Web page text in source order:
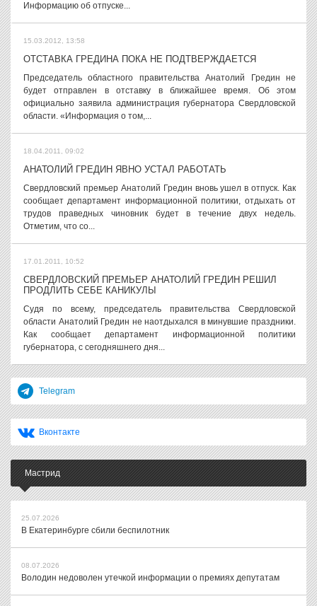
Информацию об отпуске...
15.03.2012, 13:58
ОТСТАВКА ГРЕДИНА ПОКА НЕ ПОДТВЕРЖДАЕТСЯ
Председатель областного правительства Анатолий Гредин не
будет отправлен в отставку в ближайшее время. Об этом
официально заявила администрация губернатора Свердловской
области. «Информация о том,...
18.04.2011, 09:02
АНАТОЛИЙ ГРЕДИН ЯВНО УСТАЛ РАБОТАТЬ
Свердловский премьер Анатолий Гредин вновь ушел в отпуск. Как
сообщает департамент информационной политики, отдыхать от
трудов праведных чиновник будет в течение двух недель.
Отметим, что со...
17.01.2011, 10:52
СВЕРДЛОВСКИЙ ПРЕМЬЕР АНАТОЛИЙ ГРЕДИН РЕШИЛ
ПРОДЛИТЬ СЕБЕ КАНИКУЛЫ
Судя по всему, председатель правительства Свердловской
области Анатолий Гредин не наотдыхался в минувшие праздники.
Как сообщает департамент информационной политики
губернатора, с сегодняшнего дня...
Telegram
Вконтакте
Мастрид
25.07.2026
В Екатеринбурге сбили беспилотник
08.07.2026
Володин недоволен утечкой информации о премиях депутатам